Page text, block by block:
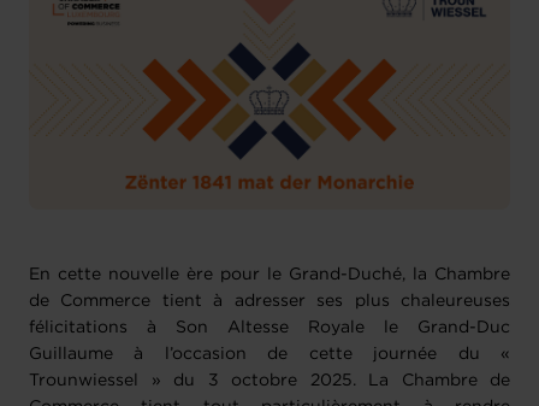
En cette nouvelle ère pour le Grand-Duché, la Chambre
de Commerce tient à adresser ses plus chaleureuses
félicitations à Son Altesse Royale le Grand-Duc
Guillaume à l’occasion de cette journée du «
Trounwiessel » du 3 octobre 2025. La Chambre de